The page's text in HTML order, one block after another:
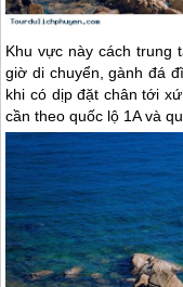
Khu vực này cách trung
giờ di chuyển, gành đá
khi có dịp đặt chân tới
cần theo quốc lộ 1A và